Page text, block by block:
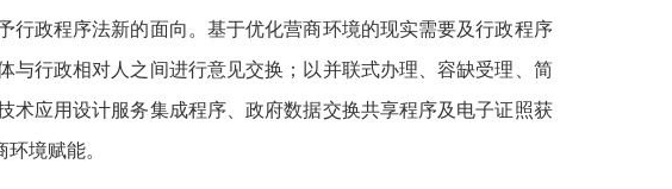
政程序法新的面向。基于优化营商环境的现实需要及行政程序
行政相对人之间进行意见交换；以并联式办理、容缺受理、简
应用设计服务集成程序、政府数据交换共享程序及电子证照获
境赋能。